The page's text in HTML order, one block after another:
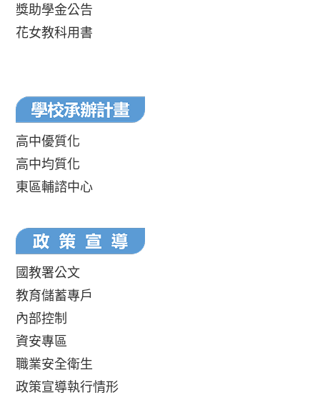
獎助學金公告
花女教科用書
高中優質化
高中均質化
東區輔諮中心
國教署公文
教育儲蓄專戶
內部控制
資安專區
職業安全衛生
政策宣導執行情形